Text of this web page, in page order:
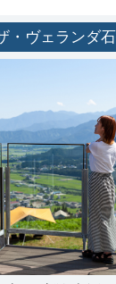
・ヴェランダ石